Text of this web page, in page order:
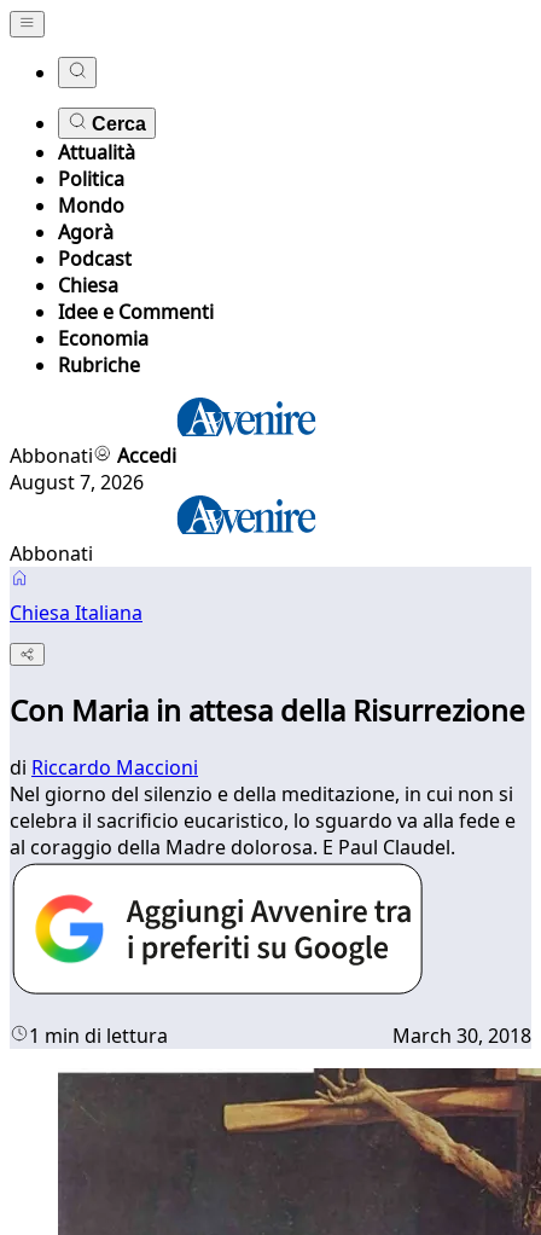
Cerca
Attualità
Politica
Mondo
Agorà
Podcast
Chiesa
Idee e Commenti
Economia
Rubriche
Abbonati
Accedi
August 7, 2026
Abbonati
Chiesa Italiana
Con Maria in attesa della Risurrezione
di Riccardo Maccioni
Nel giorno del silenzio e della meditazione, in cui non si
celebra il sacrificio eucaristico, lo sguardo va alla fede e
al coraggio della Madre dolorosa. E Paul Claudel.
1 min di lettura March 30, 2018